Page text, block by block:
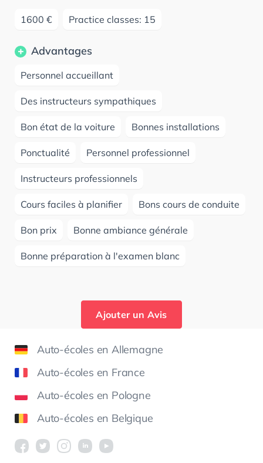
1600 € Practice classes: 15
Advantages
Personnel accueillant
Des instructeurs sympathiques
Bon état de la voiture Bonnes installations
Ponctualité Personnel professionnel
Instructeurs professionnels
Cours faciles à planifier Bons cours de conduite
Bon prix Bonne ambiance générale
Bonne préparation à l'examen blanc
Ajouter un Avis
Auto-écoles en Allemagne
Auto-écoles en France
Auto-écoles en Pologne
Auto-écoles en Belgique